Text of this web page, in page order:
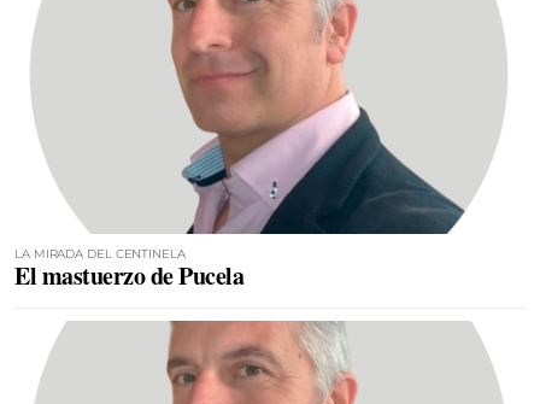
LA MIRADA DEL CENTINELA
El mastuerzo de Pucela